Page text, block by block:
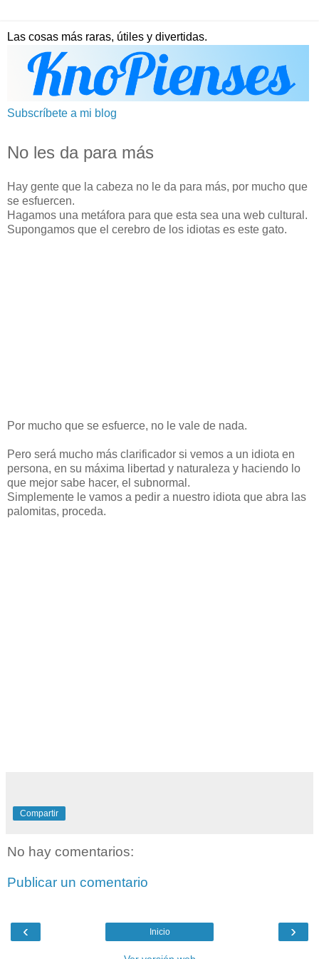
Las cosas más raras, útiles y divertidas.
Subscríbete a mi blog
No les da para más
Hay gente que la cabeza no le da para más, por mucho que
se esfuercen.
Hagamos una metáfora para que esta sea una web cultural.
Supongamos que el cerebro de los idiotas es este gato.
Por mucho que se esfuerce, no le vale de nada.
Pero será mucho más clarificador si vemos a un idiota en
persona, en su máxima libertad y naturaleza y haciendo lo
que mejor sabe hacer, el subnormal.
Simplemente le vamos a pedir a nuestro idiota que abra las
palomitas, proceda.
Compartir
No hay comentarios:
Publicar un comentario
‹ ›
Inicio